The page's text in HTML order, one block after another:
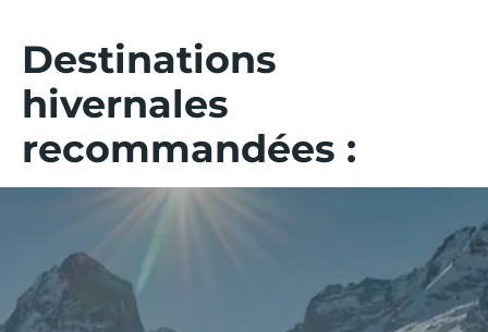
Destinations
hivernales
recommandées :